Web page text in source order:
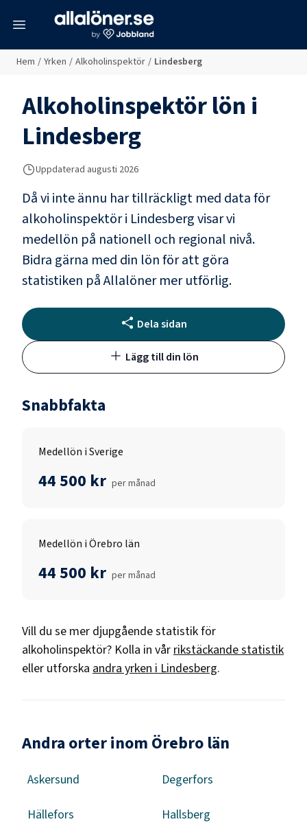
Hem / Yrken / Alkoholinspektör / Lindesberg
Alkoholinspektörlön i
Lindesberg
Uppdaterad augusti 2026
Då vi inte ännu har tillräckligt med data för
alkoholinspektöri Lindesbergvisar vi
medellön på nationell och regional nivå.
Bidra gärna med din lön för att göra
statistiken på Allalöner mer utförlig.
Dela sidan
Lägg till din lön
Snabbfakta
Medellön i Sverige
44 500 kr per månad
Medellön i Örebro län
44 500 kr per månad
Vill du se mer djupgående statistik för
alkoholinspektör? Kolla in vår rikstäckande statistik
eller utforska andra yrken i Lindesberg.
Andra orter inom Örebro län
Askersund Degerfors
Hällefors Hallsberg